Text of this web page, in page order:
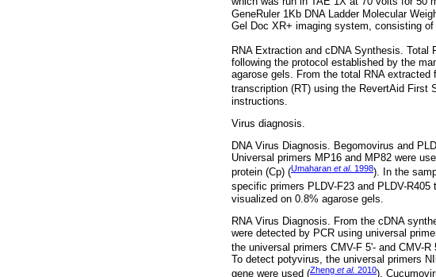
GeneRuler 1Kb DNA Ladder Molecular
Gel Doc XR+ imaging system, consisting
RNA Extraction and cDNA Synthesis.
following the protocol established by the
agarose gels. From the total RNA
transcription (RT) using the RevertAid First
instructions.
Virus diagnosis.
DNA Virus Diagnosis. Begomovirus and
Universal primers MP16 and MP82 were
protein (Cp) (Umaharan et al. 1998). In the
specific primers PLDV-F23 and PLDV-
visualized on 0.8% agarose gels.
RNA Virus Diagnosis. From the cDNA
were detected by PCR using universal
the universal primers CMV-F 5'- and CMV-
To detect potyvirus, the universal primers
gene were used (Zheng et al. 2010).